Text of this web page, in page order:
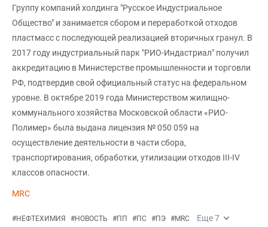
Группу компаний холдинга "Русское Индустриальное
Общество" и занимается сбором и переработкой отходов
пластмасс с последующей реализацией вторичных гранул. В
2017 году индустриальный парк "РИО-Индастриал" получил
аккредитацию в Министерстве промышленности и торговли
РФ, подтвердив свой официальный статус на федеральном
уровне. В октябре 2019 года Министерством жилищно-
коммунального хозяйства Московской области «РИО-
Полимер» была выдана лицензия № 050 059 на
осуществление деятельности в части сбора,
транспортирования, обработки, утилизации отходов III-IV
классов опасности.
MRC
#НЕФТЕХИМИЯ #НОВОСТЬ #ПП #ПС #ПЭ #MRC Еще7